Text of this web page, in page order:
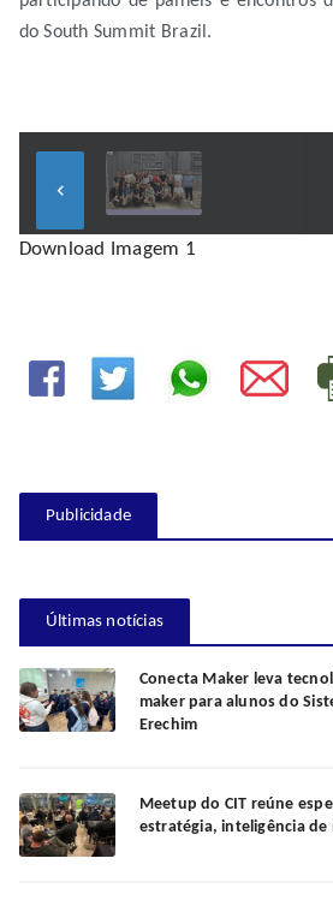
do South Summit Brazil.
keyboard_arrow_left
Download Imagem 1
Publicidade
Últimas notícias
Conecta Maker leva
maker para alunos do
Erechim
Meetup do CIT reúne
estratégia, inteligência de